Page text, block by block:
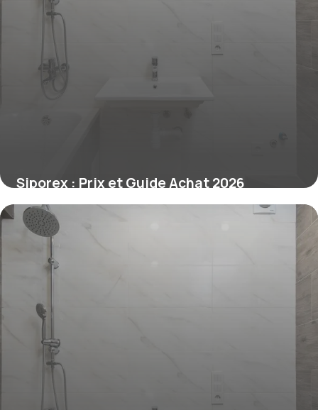
Siporex : Prix et Guide Achat 2026
26 juin 2026